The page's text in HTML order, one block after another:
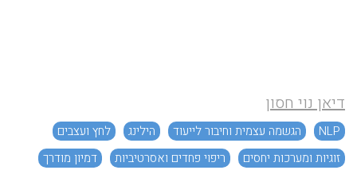
דיאן נוי חסון
NLP הגשמה עצמית וחיבור לייעוד הילינג
לחץ ועצבים
זוגיות ומערכות יחסים
ריפוי פחדים ואסרטיביות דמיון מודרך